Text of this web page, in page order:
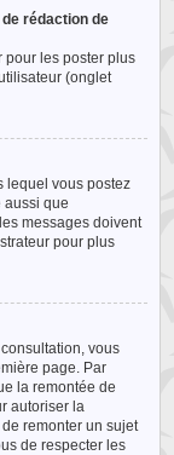
rédaction de
pour les poster plus
(onglet
lequel vous postez
aussi que
messages doivent
pour plus
vous
page. Par
la remontée de
autoriser la
remonter un sujet
de respecter les